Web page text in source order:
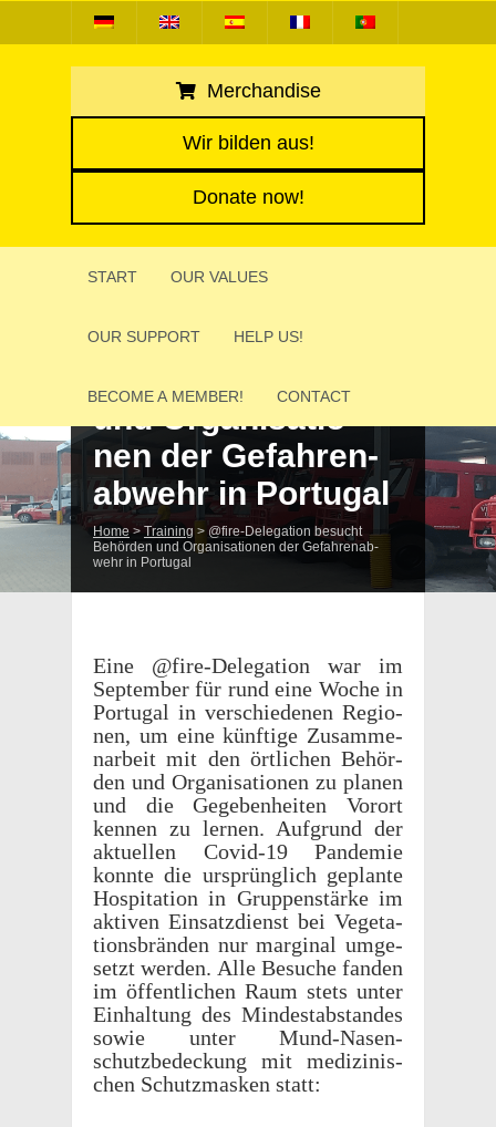
Merchandise
Wir bilden aus!
Donate now!
START OUR VALUES
OUR SUPPORT HELP US!
BECOME A MEMBER! CONTACT
@fire-Delegation
und Organ­i­sa­tio­
nen der Gefahren­
ab­wehr in Portugal
Home > Training > @fire-Delegation besucht
Behör­den und Organ­i­sa­tio­nen der Gefahren­ab­
wehr in Portugal
Eine @fire-Delegation war im
Septem­ber für rund eine Woche in
Portu­gal in verschiede­nen Regio­
nen, um eine künftige Zusam­me­
nar­beit mit den örtlichen Behör­
den und Organ­i­sa­tio­nen zu planen
und die Gegeben­heiten Vorort
kennen zu lernen. Aufgrund der
aktuellen Covid-19 Pandemie
konnte die ursprünglich geplante
Hospi­ta­tion in Grup­pen­stärke im
aktiven Einsatz­di­enst bei Vege­ta­
tions­brän­den nur marginal umge­
setzt werden. Alle Besuche fanden
im öffentlichen Raum stets unter
Einhal­tung des Mindestab­standes
sowie unter Mund-Nasen­
schutzbe­deck­ung mit medi­zinis­
chen Schutz­masken statt: